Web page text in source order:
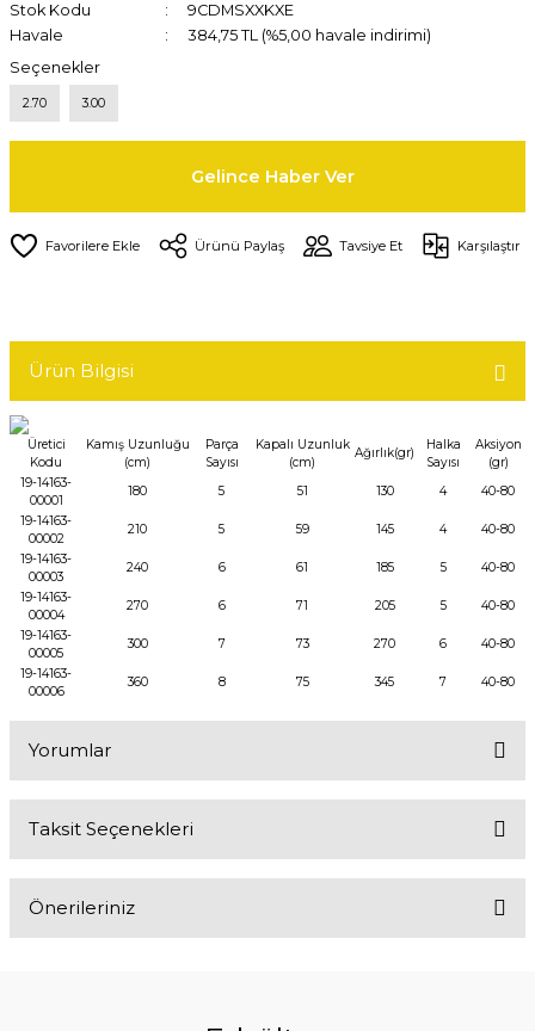
Stok Kodu
9CDMSXXKXE
Havale
384,75 TL (%5,00 havale indirimi)
Seçenekler
2.70 3.00
Gelince Haber Ver
Ürünü Paylaş Tavsiye Et Karşılaştır
Ürün Bilgisi
Üretici
Kodu
Kamış Uzunluğu
(cm)
Parça
Sayısı
Kapalı Uzunluk
(cm)
Ağırlık(gr)
Halka
Sayısı
Aksiyon
(gr)
19-14163-
00001
180 5 51 130 4
40-80
19-14163-
00002
210 5 59 145 4
40-80
19-14163-
00003
240 6 61 185 5
40-80
19-14163-
00004
270 6 71 205 5
40-80
19-14163-
00005
300 7 73 270 6
40-80
19-14163-
00006
360 8 75 345 7 40-80
Yorumlar
Taksit Seçenekleri
Önerileriniz